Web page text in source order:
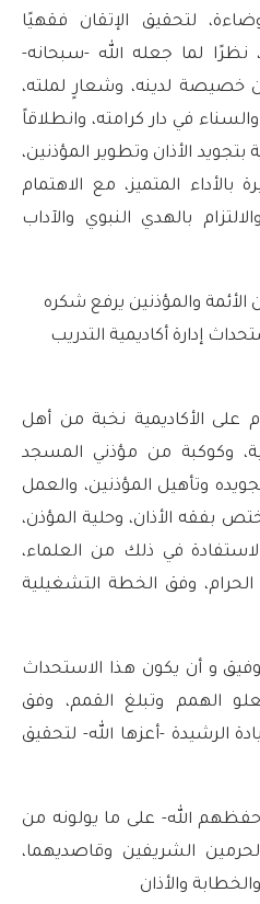
لتحقيق الإتقان فقهيًا
نظرًا لما جعله الله -سبحانه-
خصيصة لدينه، وشعارٍ لملته،
في دار كرامته، وانطلاقاً
الأذان وتطوير المؤذنين،
بالأداء المتميز، مع الاهتمام
بالهدي النبوي والآداب
الأكاديمية نخبة من أهل
وكوكبة من مؤذني المسجد
وتأهيل المؤذنين، والعمل
بفقه الأذان، وحلية المؤذن،
في ذلك من العلماء،
وفق الخطة التشغيلية
و أن يكون هذا الاستحداث
الهمم وتبلغ القمم، وفق
الرشيدة -أعزها الله- لتحقيق
-حفظهم الله- على ما يولونه من
الشريفين وقاصديهما،
والأذان